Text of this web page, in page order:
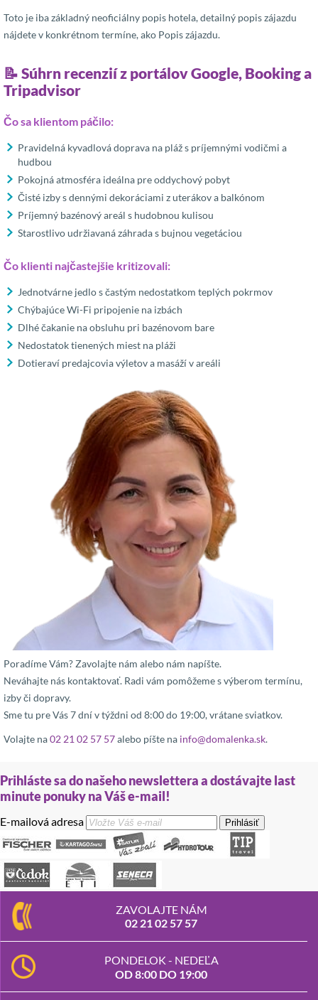
Toto je iba základný neoficiálny popis hotela, detailný popis zájazdu
nájdete v konkrétnom termíne, ako Popis zájazdu.
📝 Súhrn recenzií z portálov Google, Booking a
Tripadvisor
Čo sa klientom páčilo:
Pravidelná kyvadlová doprava na pláž s príjemnými vodičmi a
hudbou
Pokojná atmosféra ideálna pre oddychový pobyt
Čisté izby s dennými dekoráciami z uterákov a balkónom
Príjemný bazénový areál s hudobnou kulisou
Starostlivo udržiavaná záhrada s bujnou vegetáciou
Čo klienti najčastejšie kritizovali:
Jednotvárne jedlo s častým nedostatkom teplých pokrmov
Chýbajúce Wi-Fi pripojenie na izbách
Dlhé čakanie na obsluhu pri bazénovom bare
Nedostatok tienených miest na pláži
Dotieraví predajcovia výletov a masáží v areáli
Poradíme Vám? Zavolajte nám alebo nám napíšte.
Neváhajte nás kontaktovať. Radi vám pomôžeme s výberom termínu,
izby či dopravy.
Sme tu pre Vás 7 dní v týždni od 8:00 do 19:00, vrátane sviatkov.
Volajte na02 21 02 57 57alebo píšte na info@domalenka.sk.
Prihláste sa do našeho newslettera a dostávajte last
minute ponuky na Váš e-mail!
E-mailová adresa Prihlásiť
ZAVOLAJTE NÁM
02 21 02 57 57
PONDELOK - NEDEĽA
OD 8:00 DO 19:00